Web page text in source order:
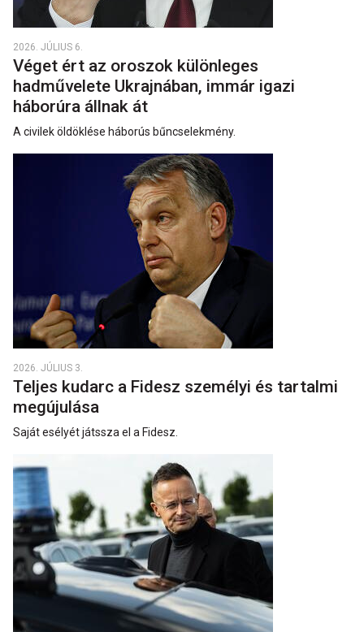
2026. JÚLIUS 6.
Véget ért az oroszok különleges
hadművelete Ukrajnában, immár igazi
háborúra állnak át
A civilek öldöklése háborús bűncselekmény.
2026. JÚLIUS 3.
Teljes kudarc a Fidesz személyi és tartalmi
megújulása
Saját esélyét játssza el a Fidesz.